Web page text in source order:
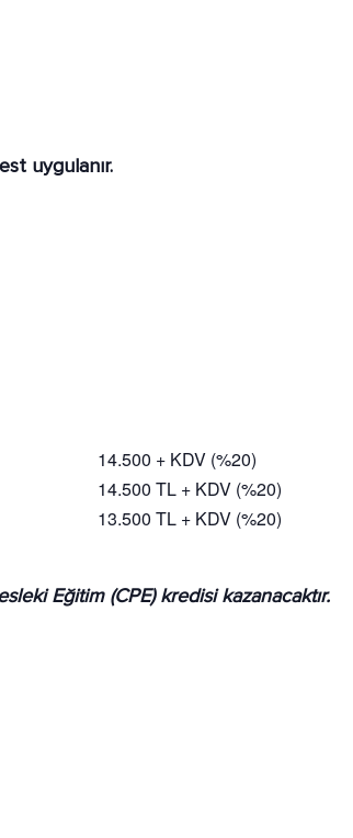
uygulanır.
14.500 + KDV (%20)
14.500 TL + KDV (%20)
13.500 TL + KDV (%20)
Eğitim (CPE) kredisi kazanacaktır.